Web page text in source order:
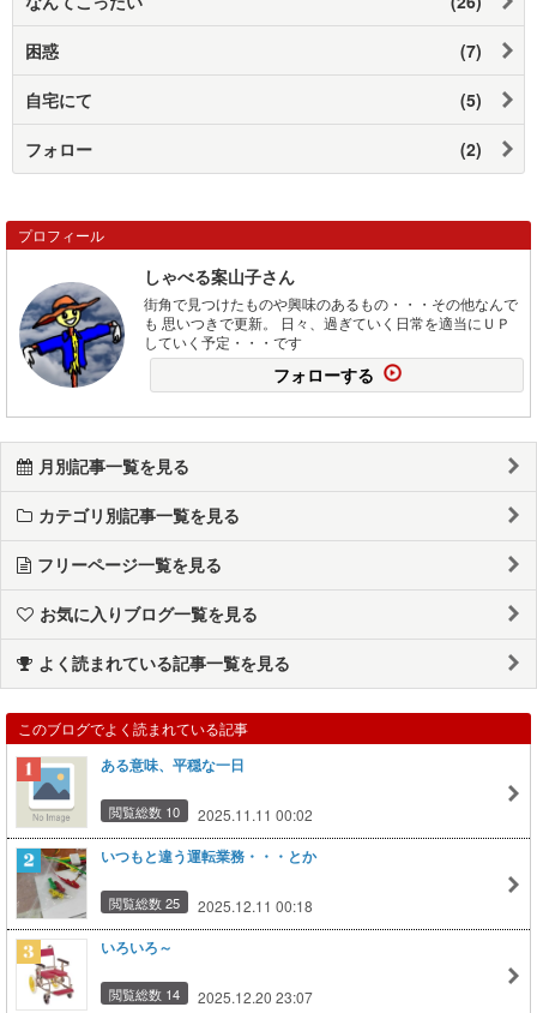
困惑 (7)
自宅にて (5)
フォロー (2)
プロフィール
しゃべる案山子さん
街角で見つけたものや興味のあるもの・・・その他なんで
も 思いつきで更新。 日々、過ぎていく日常を適当にＵＰ
していく予定・・・です
フォローする
月別記事一覧を見る
カテゴリ別記事一覧を見る
フリーページ一覧を見る
お気に入りブログ一覧を見る
よく読まれている記事一覧を見る
このブログでよく読まれている記事
ある意味、平穏な一日
閲覧総数 10 2025.11.11 00:02
いつもと違う運転業務・・・とか
閲覧総数 25 2025.12.11 00:18
いろいろ～
閲覧総数 14 2025.12.20 23:07